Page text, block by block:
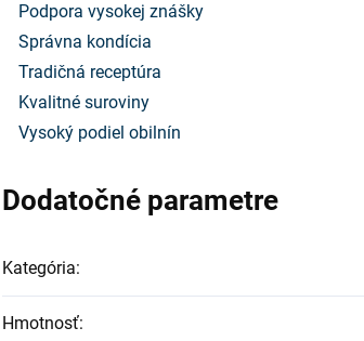
Podpora vysokej znášky
Správna kondícia
Tradičná receptúra
Kvalitné suroviny
Vysoký podiel obilnín
Dodatočné parametre
Kategória:
Hmotnosť: